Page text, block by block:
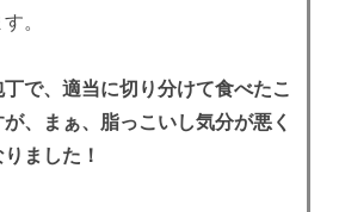
。
で、適当に切り分けて食べたこ
、まぁ、脂っこいし気分が悪く
ました！